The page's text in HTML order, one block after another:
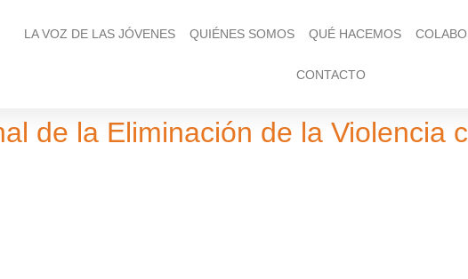
LA VOZ DE LAS JÓVENES QUIÉNES SOMOS QUÉ HACEMOS
CONTACTO
de la Eliminación de la Violencia